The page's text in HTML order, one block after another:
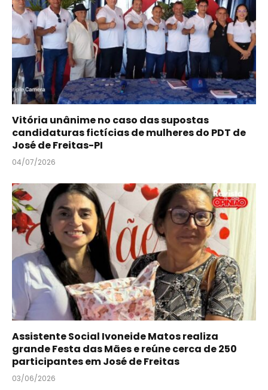
Vitória unânime no caso das supostas
candidaturas fictícias de mulheres do PDT de
José de Freitas-PI
04/07/2026
Assistente Social Ivoneide Matos realiza
grande Festa das Mães e reúne cerca de 250
participantes em José de Freitas
03/06/2026